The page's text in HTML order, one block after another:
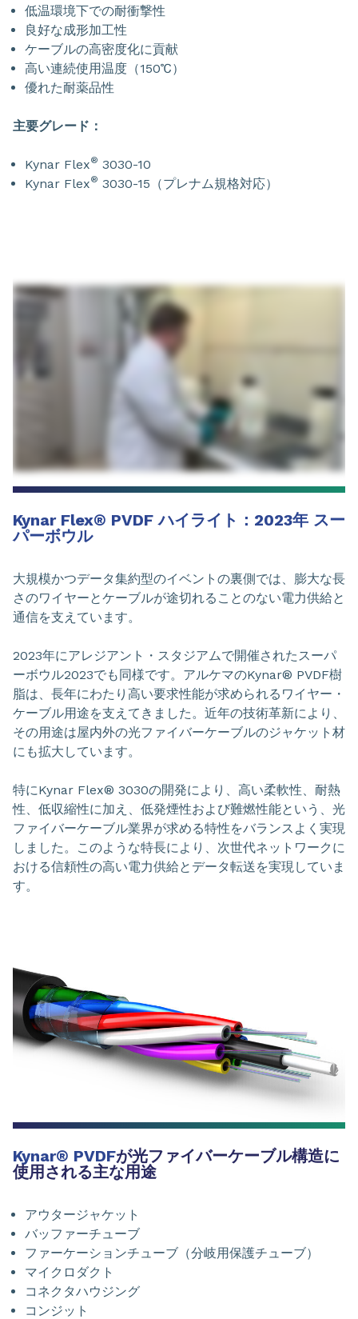
低温環境下での耐衝撃性
良好な成形加工性
ケーブルの高密度化に貢献
高い連続使用温度（150℃）
優れた耐薬品性
主要グレード：
Kynar Flex® 3030-10
Kynar Flex® 3030-15（プレナム規格対応）
Kynar Flex® PVDF ハイライト：2023年 スー
パーボウル
大規模かつデータ集約型のイベントの裏側では、膨大な長
さのワイヤーとケーブルが途切れることのない電力供給と
通信を支えています。
2023年にアレジアント・スタジアムで開催されたスーパ
ーボウル2023でも同様です。アルケマのKynar® PVDF樹
脂は、長年にわたり高い要求性能が求められるワイヤー・
ケーブル用途を支えてきました。近年の技術革新により、
その用途は屋内外の光ファイバーケーブルのジャケット材
にも拡大しています。
特にKynar Flex® 3030の開発により、高い柔軟性、耐熱
性、低収縮性に加え、低発煙性および難燃性能という、光
ファイバーケーブル業界が求める特性をバランスよく実現
しました。このような特長により、次世代ネットワークに
おける信頼性の高い電力供給とデータ転送を実現していま
す。
Kynar® PVDFが光ファイバーケーブル構造に
使用される主な用途
アウタージャケット
バッファーチューブ
ファーケーションチューブ（分岐用保護チューブ）
マイクロダクト
コネクタハウジング
コンジット